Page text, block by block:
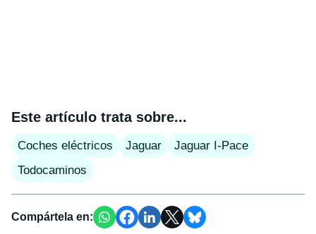
Este artículo trata sobre...
Coches eléctricos Jaguar
Jaguar I-Pace
Todocaminos
Compártela en: